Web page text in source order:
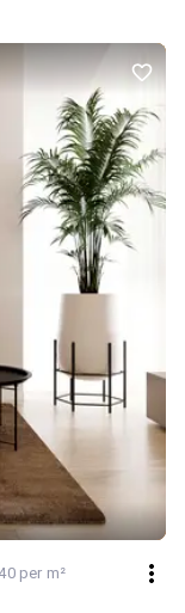
квартири
per m²